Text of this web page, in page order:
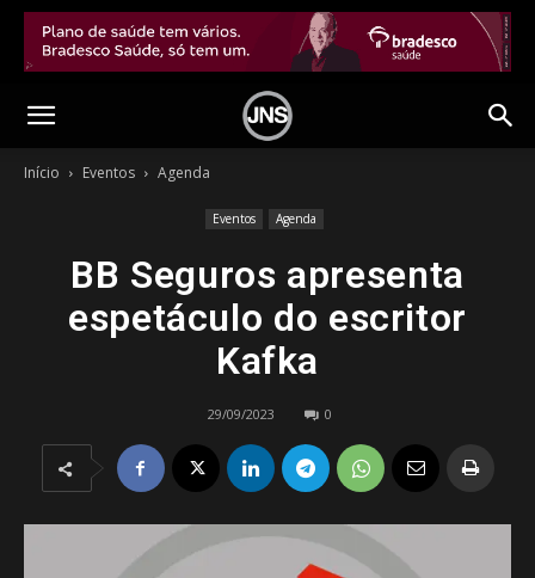
Início Eventos Agenda
Eventos Agenda
BB Seguros apresenta
espetáculo do escritor
Kafka
29/09/2023 0